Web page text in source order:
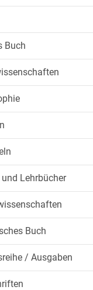
Buch
Lehrbücher
Buch
/ Ausgaben